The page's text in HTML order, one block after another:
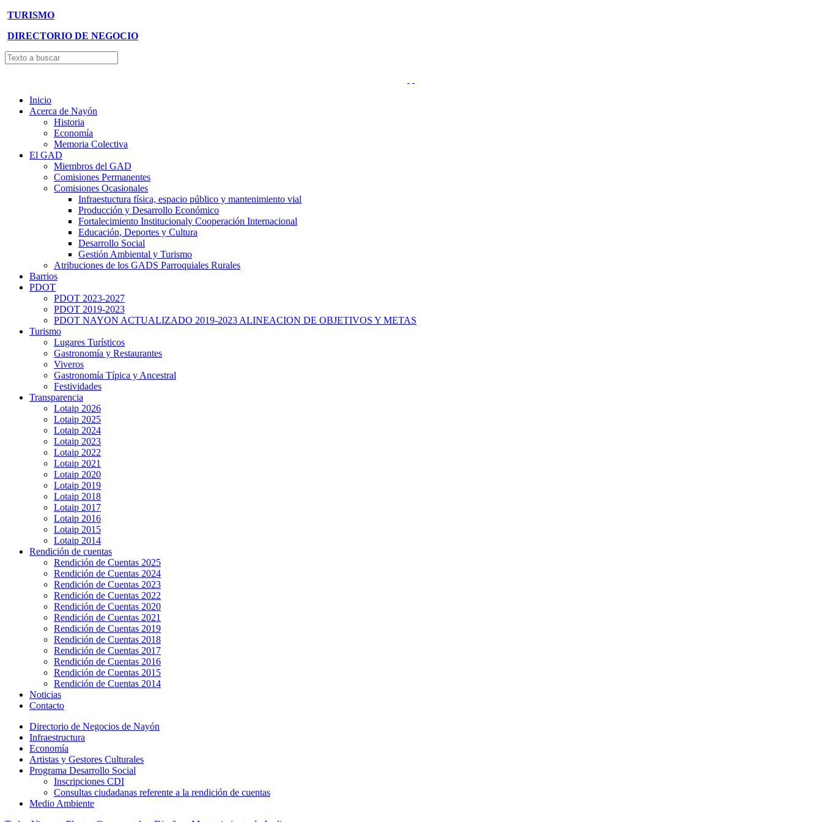
TURISMO
DIRECTORIO DE NEGOCIO
Inicio
Acerca de Nayón
Historia
Economía
Memoria Colectiva
El GAD
Miembros del GAD
Comisiones Permanentes
Comisiones Ocasionales
Infraestuctura física, espacio público y mantenimiento vial
Producción y Desarrollo Económico
Fortalecimiento Institucionaly Cooperación Internacional
Educación, Deportes y Cultura
Desarrollo Social
Gestión Ambiental y Turismo
Atribuciones de los GADS Parroquiales Rurales
Barrios
PDOT
PDOT 2023-2027
PDOT 2019-2023
PDOT NAYON ACTUALIZADO 2019-2023 ALINEACION DE OBJETIVOS Y METAS
Turismo
Lugares Turísticos
Gastronomía y Restaurantes
Viveros
Gastronomía Típica y Ancestral
Festividades
Transparencia
Lotaip 2026
Lotaip 2025
Lotaip 2024
Lotaip 2023
Lotaip 2022
Lotaip 2021
Lotaip 2020
Lotaip 2019
Lotaip 2018
Lotaip 2017
Lotaip 2016
Lotaip 2015
Lotaip 2014
Rendición de cuentas
Rendición de Cuentas 2025
Rendición de Cuentas 2024
Rendición de Cuentas 2023
Rendición de Cuentas 2022
Rendición de Cuentas 2020
Rendición de Cuentas 2021
Rendición de Cuentas 2019
Rendición de Cuentas 2018
Rendición de Cuentas 2017
Rendición de Cuentas 2016
Rendición de Cuentas 2015
Rendición de Cuentas 2014
Noticias
Contacto
Directorio de Negocios de Nayón
Infraestructura
Economía
Artistas y Gestores Culturales
Programa Desarrollo Social
Inscripciones CDI
Consultas ciudadanas referente a la rendición de cuentas
Medio Ambiente